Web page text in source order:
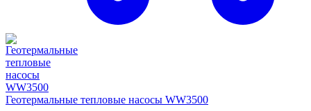
Геотермальные тепловые насосы WW3500